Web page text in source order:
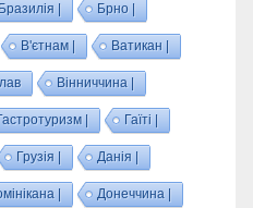
Бразилія | Брно |
В'єтнам | Ватикан |
Вінниччина |
| Гаїті |
Грузія | Данія |
| Донеччина |